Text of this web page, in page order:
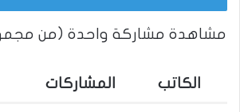
مشاهدة مشاركة واحدة (من
الكاتب المشاركات